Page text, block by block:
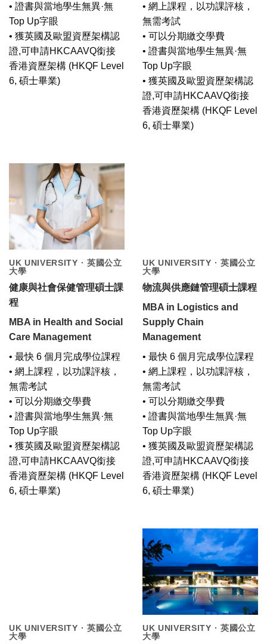
• 證書與當地學生無異·無
Top Up字眼
• 獲英國及歐盟資歷架構認
證,可申請HKCAAVQ銜接
香港資歷架構 (HKQF Level
6, 碩士畢業)
• 網上課程，以功課評核，
無需考試
• 可以分期繳交學費
• 證書與當地學生無異·無
Top Up字眼
• 獲英國及歐盟資歷架構認
證,可申請HKCAAVQ銜接
香港資歷架構 (HKQF Level
6, 碩士畢業)
UK UNIVERSITY · 英國公立
大學
健康與社會保健管理碩士課
程
MBA in Health and Social
Care Management
• 最快 6 個月完成學位課程
• 網上課程，以功課評核，
無需考試
• 可以分期繳交學費
• 證書與當地學生無異·無
Top Up字眼
• 獲英國及歐盟資歷架構認
證,可申請HKCAAVQ銜接
香港資歷架構 (HKQF Level
6, 碩士畢業)
UK UNIVERSITY · 英國公立
大學
物流與供應鏈管理碩士課程
MBA in Logistics and
Supply Chain
Management
• 最快 6 個月完成學位課程
• 網上課程，以功課評核，
無需考試
• 可以分期繳交學費
• 證書與當地學生無異·無
Top Up字眼
• 獲英國及歐盟資歷架構認
證,可申請HKCAAVQ銜接
香港資歷架構 (HKQF Level
6, 碩士畢業)
UK UNIVERSITY · 英國公立
大學
UK UNIVERSITY · 英國公立
大學